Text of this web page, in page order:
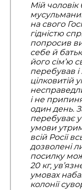
Мій
на свого
гідністю
попросив
себе й
його сім’ю
перебував
цілковитій
і не
один день.
перебуває у
умови
всій Росії
дозволені
посилку
20 кг,
умовах
колонії